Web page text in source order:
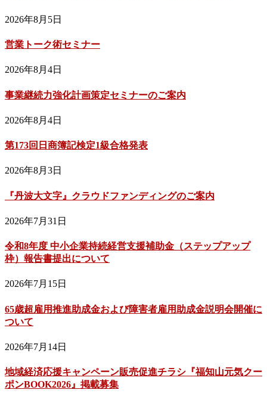
2026年8月5日
営業トーク術セミナー
2026年8月4日
事業継続力強化計画策定セミナーのご案内
2026年8月4日
第173回日商簿記検定1級合格発表
2026年8月3日
『丹波大文字』クラウドファンディングのご案内
2026年7月31日
令和8年度 中小企業持続経営支援補助金（ステップアップ
枠）報告書提出について
2026年7月15日
65歳超雇用推進助成金および障害者雇用助成金説明会開催に
ついて
2026年7月14日
地域経済応援キャンペーン販売促進チラシ『福知山元気クー
ポンBOOK2026』掲載募集